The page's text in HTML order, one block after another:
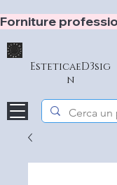
Forniture
EsteticaeD3sig
n